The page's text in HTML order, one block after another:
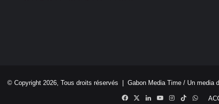
© Copyright 2026, Tous droits réservés | Gabon Media Time / Un media
Facebook
X LinkedinYouTubeInstagram
TikTok